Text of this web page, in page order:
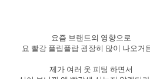
요즘 브랜드의 영향으로
요 빨강 플립플랍 굉장히 많이 나오거
제가 여러 옷 피팅 하면서